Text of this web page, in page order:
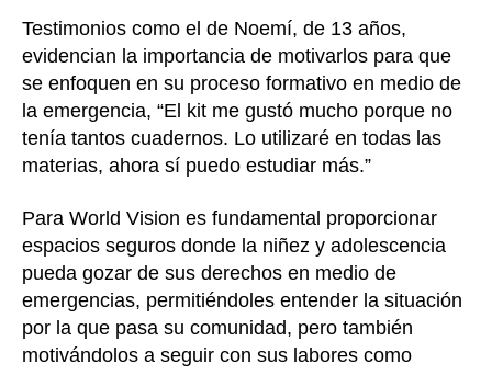
Testimonios como el de Noemí, de 13 años,
evidencian la importancia de motivarlos para que
se enfoquen en su proceso formativo en medio de
la emergencia, “El kit me gustó mucho porque no
tenía tantos cuadernos. Lo utilizaré en todas las
materias, ahora sí puedo estudiar más.”
Para World Vision es fundamental proporcionar
espacios seguros donde la niñez y adolescencia
pueda gozar de sus derechos en medio de
emergencias, permitiéndoles entender la situación
por la que pasa su comunidad, pero también
motivándolos a seguir con sus labores como